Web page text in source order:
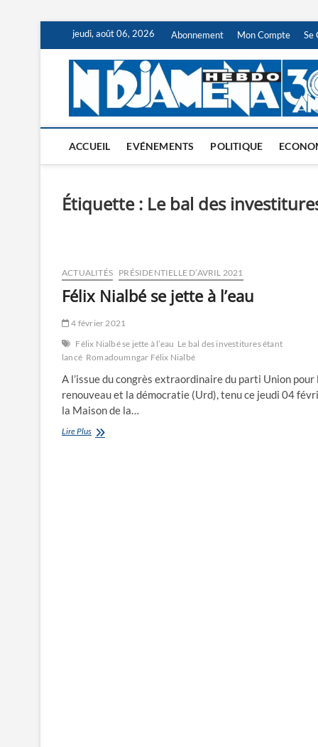
content
jeudi, août 06, 2026 Abonnement Mon Compte Se
ACCUEIL EVÉNEMENTS POLITIQUE
Étiquette : Le bal des
ACTUALITÉS PRÉSIDENTIELLE D’AVRIL 2021
Félix Nialbé se jette à l’eau
4 février 2021
Félix Nialbé se jette à l’eau Le bal des investitures étant
lancé Romadoumngar Félix Nialbé
A l’issue du congrès extraordinaire du parti Union pour
renouveau et la démocratie (Urd), tenu ce jeudi 04
la Maison de la…
Lire PlusFélix